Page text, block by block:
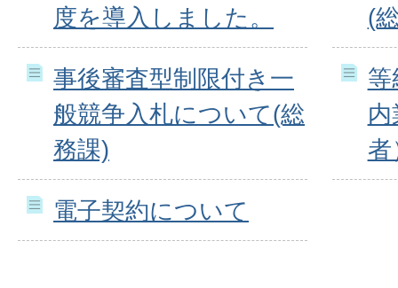
度を導入しました。
(
事後審査型制限付き一
般競争入札について(総
務課)
者
電子契約について